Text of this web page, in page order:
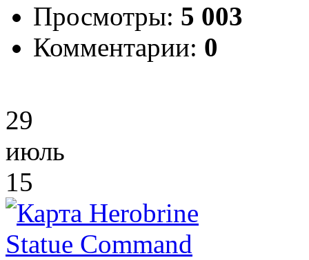
Просмотры: 5 003
Комментарии: 0
29
июль
15